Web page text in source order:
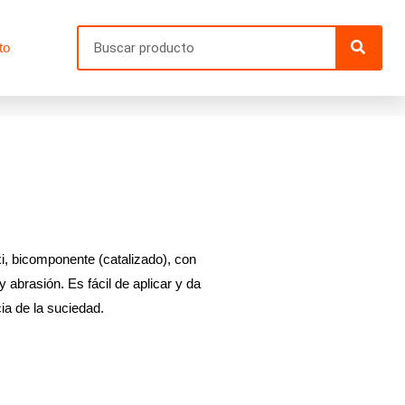
bicomponente (catalizado), con
abrasión. Es fácil de aplicar y da
de la suciedad.